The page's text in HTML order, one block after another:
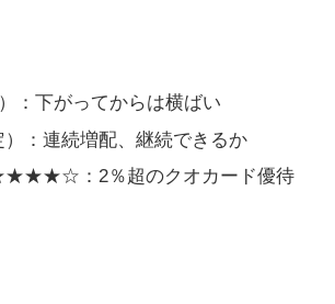
：下がってからは横ばい
：連続増配、継続できるか
：2％超のクオカード優待